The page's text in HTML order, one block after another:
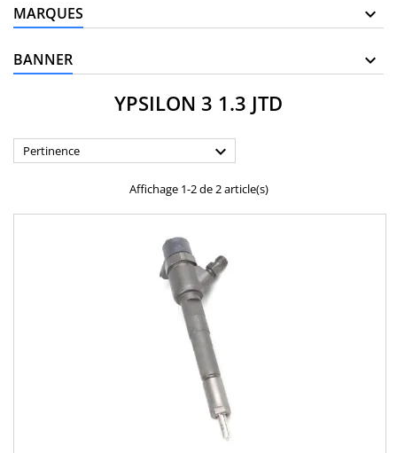
MARQUES
BANNER
YPSILON 3 1.3 JTD
Pertinence 
Affichage 1-2 de 2 article(s)